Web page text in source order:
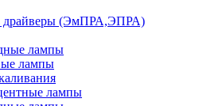
драйверы (ЭмПРА,ЭПРА)
лампы
лампы
лампы